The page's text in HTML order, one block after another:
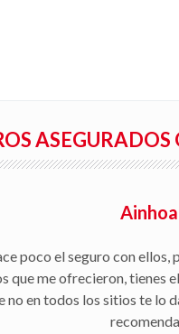
Ainhoa
poco el seguro con
que me ofrecieron, tienes
no en todos los sitios te lo